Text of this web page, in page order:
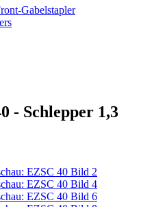
Gabelstapler
- Schlepper 1,3